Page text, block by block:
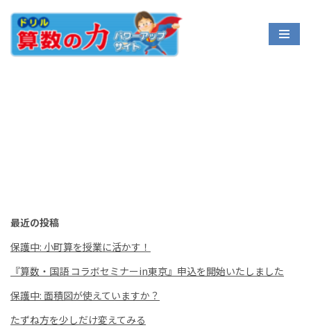
コ
ン
最近の投稿
保護中: 小町算を授業に活かす！
『算数・国語 コラボセミナーin東京』申込を開始いたしました
保護中: 面積図が使えていますか？
たずね方を少しだけ変えてみる